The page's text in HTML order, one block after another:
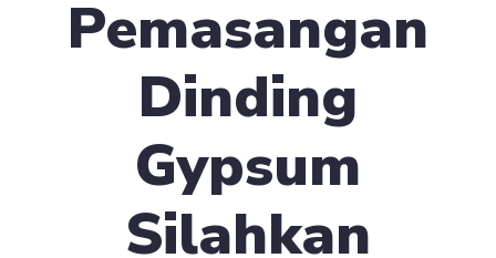
Pemasangan
Dinding
Gypsum
Silahkan